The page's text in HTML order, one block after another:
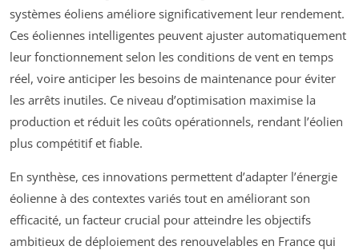
systèmes éoliens améliore significativement leur rendement.
Ces éoliennes intelligentes peuvent ajuster automatiquement
leur fonctionnement selon les conditions de vent en temps
réel, voire anticiper les besoins de maintenance pour éviter
les arrêts inutiles. Ce niveau d’optimisation maximise la
production et réduit les coûts opérationnels, rendant l’éolien
plus compétitif et fiable.
En synthèse, ces innovations permettent d’adapter l’énergie
éolienne à des contextes variés tout en améliorant son
efficacité, un facteur crucial pour atteindre les objectifs
ambitieux de déploiement des renouvelables en France qui